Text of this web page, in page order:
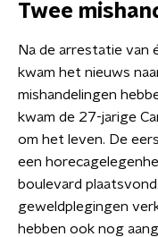
Twee
Na de arrestatie van
kwam het nieuws
mishandelingen
kwam de 27-jarige
om het leven. De
een
boulevard
geweldplegingen
hebben ook nog